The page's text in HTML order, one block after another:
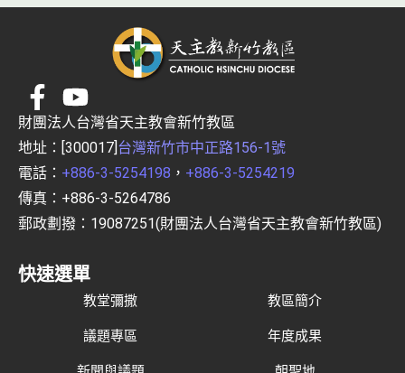
財團法人台灣省天主教會新竹教區
地址：[300017]台灣新竹市中正路156-1號
電話： +886-3-5254198 ， +886-3-5254219
傳真：+886-3-5264786
郵政劃撥：19087251(財團法人台灣省天主教會新竹教區)
快速選單
教堂彌撒 教區簡介
議題專區 年度成果